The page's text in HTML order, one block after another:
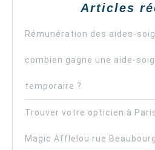
Articles
Rémunération des aides-
combien gagne une aide-
temporaire ?
Trouver votre opticien à
Magic Afflelou rue